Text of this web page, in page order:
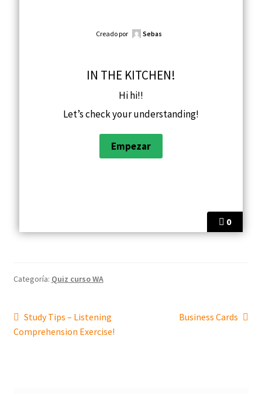
0
Creado por Sebas
IN THE KITCHEN!
Hi hi!!
Let’s check your understanding!
Categoría: Quiz curso WA
Study Tips – Listening
Comprehension Exercise!
Business Cards